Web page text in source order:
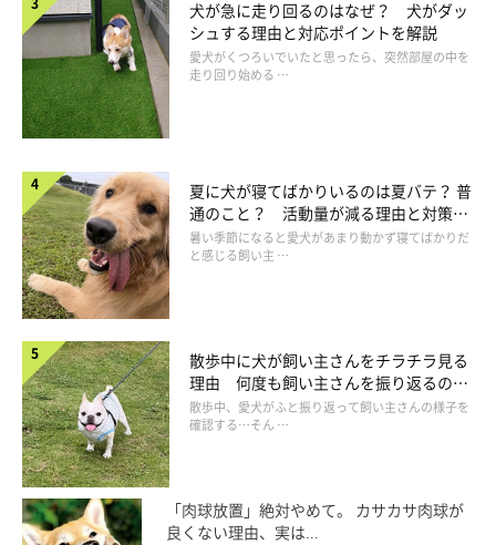
関節のセルフチェック
犬が急に走り回るのはなぜ？ 犬がダッ
シュする理由と対応ポイントを解説
愛犬がくつろいでいたと思ったら、突然部屋の中を
走り回り始める …
夏に犬が寝てばかりいるのは夏バテ？ 普
通のこと？ 活動量が減る理由と対策と
は
暑い季節になると愛犬があまり動かず寝てばかりだ
と感じる飼い主 …
散歩中に犬が飼い主さんをチラチラ見る
理由 何度も飼い主さんを振り返るのは
なぜ？
散歩中、愛犬がふと振り返って飼い主さんの様子を
確認する…そん …
「肉球放置」絶対やめて。 カサカサ肉球が
良くない理由、実は...